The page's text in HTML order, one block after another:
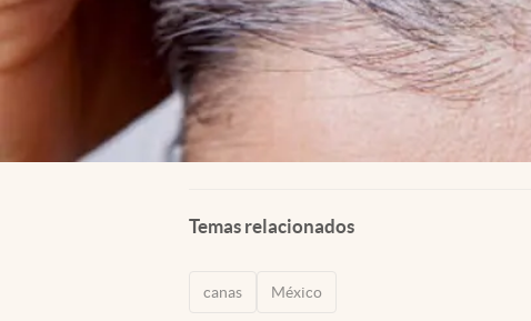
Temas relacionados
canas México